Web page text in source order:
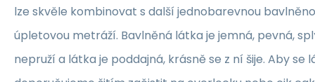
lze skvěle kombinovat s další jednobarevnou
úpletovou metráží. Bavlněná látka je jemná, pevná,
nepruží a látka je poddajná, krásně se z ní šije. Aby se